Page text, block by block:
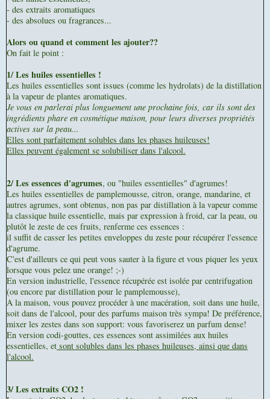
- des extraits aromatiques
- des absolues ou fragrances...
Alors ou quand et comment les ajouter??
On fait le point :
1/ Les huiles essentielles !
Les huiles essentielles sont issues (comme les hydrolats) de la distillation
à la vapeur de plantes aromatiques.
Je vous en parlerai plus longuement une prochaine fois, car ils sont des
ingrédients phare en cosmétique maison, pour leurs diverses propriétés
actives sur la peau...
Elles sont parfaitement solubles dans les phases huileuses!
Elles peuvent également se solubiliser dans l'alcool.
2/ Les essences d'agrumes, ou "huiles essentielles" d'agrumes!
Les huiles essentielles de pamplemousse, citron, orange, mandarine, et
autres agrumes, sont obtenus, non pas par distillation à la vapeur comme
la classique huile essentielle, mais par expression à froid, car la peau, ou
plutôt le zeste de ces fruits, renferme ces essences :
il suffit de casser les petites enveloppes du zeste pour récupérer l'essence
d'agrume.
C'est d'ailleurs ce qui peut vous sauter à la figure et vous piquer les yeux
lorsque vous pelez une orange! ;-)
En version industrielle, l'essence récupérée est isolée par centrifugation
(ou encore par distillation pour le pamplemousse),
A la maison, vous pouvez procéder à une macération, soit dans une huile,
soit dans de l'alcool, pour des parfums maison très sympa! De préférence,
mixer les zestes dans son support: vous favoriserez un parfum dense!
En version codi-gouttes, ces essences sont assimilées aux huiles
essentielles, et sont solubles dans les phases huileuses, ainsi que dans
l'alcool.
3/ Les extraits CO2 !